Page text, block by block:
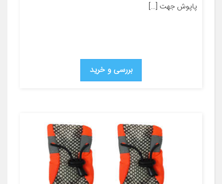
پاپوش جهت […]
بررسی و خرید